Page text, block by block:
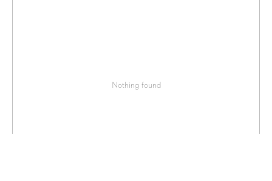
Nothing found